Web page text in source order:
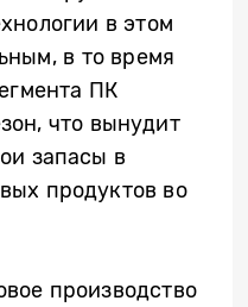
в этом
в то время
ПК
что вынудит
запасы в
продуктов во
производство